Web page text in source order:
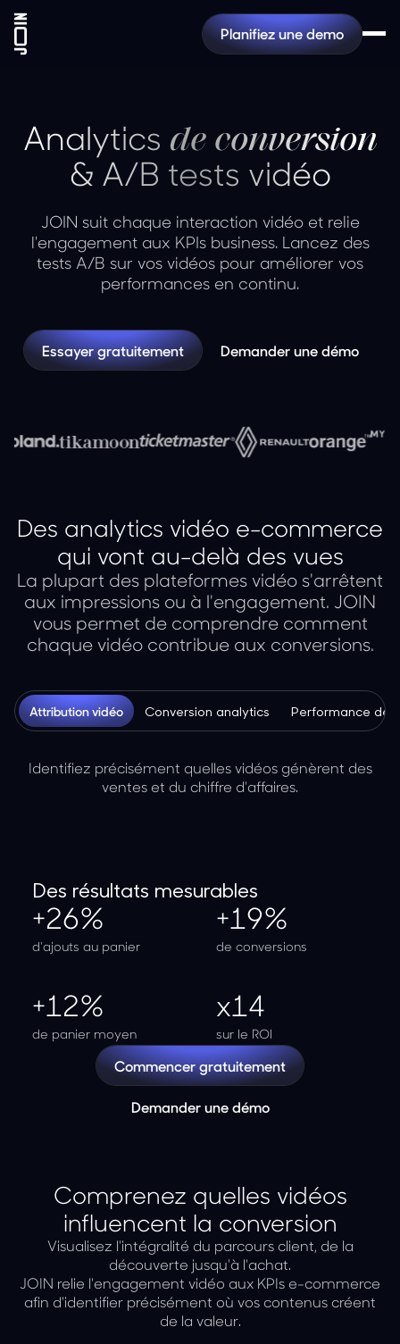
Planifiez une demo
Analytics de conversion
& A/B tests vidéo
JOIN suit chaque interaction vidéo et relie
l'engagement aux KPIs business. Lancez des
tests A/B sur vos vidéos pour améliorer vos
performances en continu.
Essayer gratuitement Demander une démo
Des analytics vidéo e-commerce
qui vont au-delà des vues
La plupart des plateformes vidéo s'arrêtent
aux impressions ou à l'engagement. JOIN
vous permet de comprendre comment
chaque vidéo contribue aux conversions.
Attribution vidéo Conversion analytics Performance des
Identifiez précisément quelles vidéos génèrent des
ventes et du chiffre d'affaires.
Des résultats mesurables
+26%
d'ajouts au panier
+19%
de conversions
+12%
de panier moyen
x14
sur le ROI
Commencer gratuitement
Demander une démo
Comprenez quelles vidéos
influencent la conversion
Visualisez l'intégralité du parcours client, de la
découverte jusqu'à l'achat.
JOIN relie l'engagement vidéo aux KPIs e-commerce
afin d'identifier précisément où vos contenus créent
de la valeur.